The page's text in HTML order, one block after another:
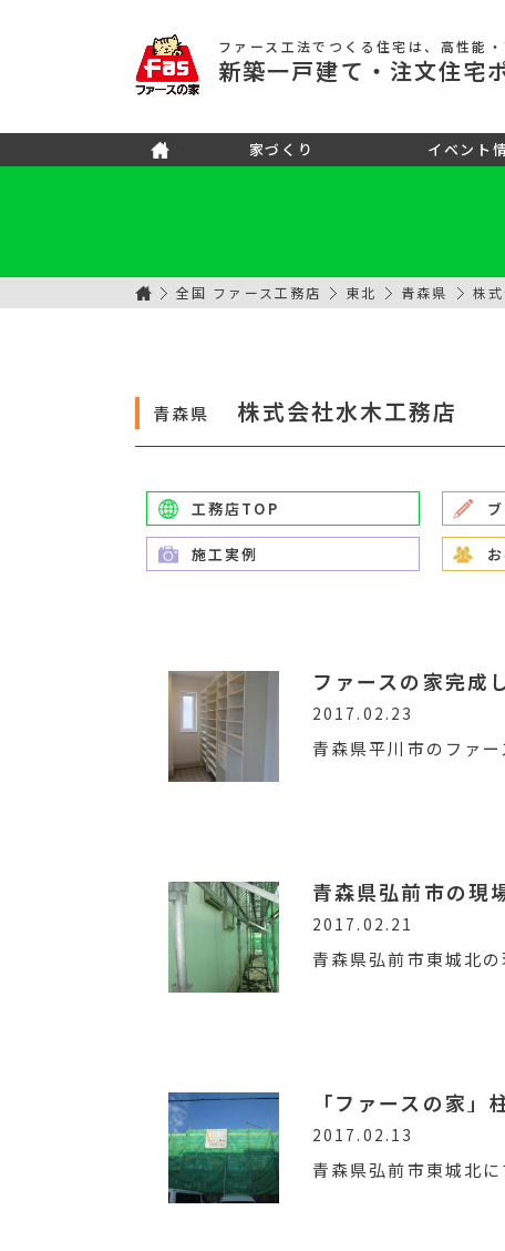
ファース工法でつくる住宅 は、高性能
新築一戸建て ・注文住宅
家づくり イベント
全国 ファース工務店 東北 青森県 株
青森県 株式会社水木工務店
工務店TOP
施工実例
ファースの家完成
2017.02.23
青森県平川市のファ
青森県弘前市の現
2017.02.21
青森県弘前市東城北
「ファースの家」
2017.02.13
青森県弘前市東城北